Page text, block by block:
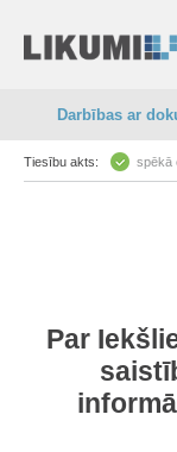
Darbības ar
Tiesību akts: spēkā
Par